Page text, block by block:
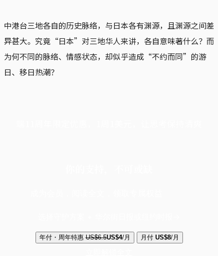
中港台三地各自的历史脉络，与日本各有渊源，且渊源之间差
异甚大。究竟“日本”对三地华人来讲，各自意味著什么？而
为何不同的脉络、情感状态，却似乎造成“不约而同”的游
日、移日热潮？
年付・周年特惠 US$6.5US$4/月 月付 US$8/月